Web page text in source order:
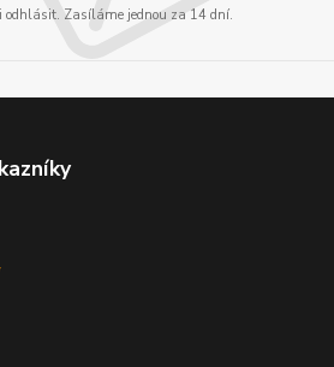
odhlásit. Zasíláme jednou za 14 dní.